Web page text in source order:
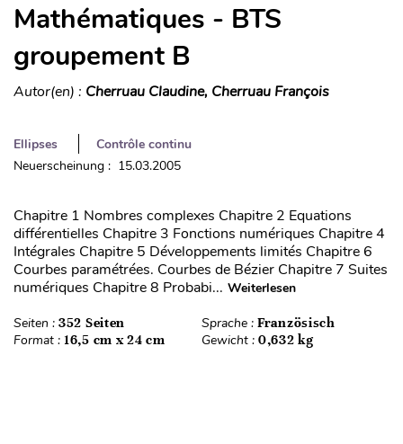
Mathématiques - BTS
groupement B
Autor(en) : Cherruau Claudine, Cherruau François
Ellipses
Contrôle continu
Neuerscheinung : 15.03.2005
Chapitre 1 Nombres complexes Chapitre 2 Equations
différentielles Chapitre 3 Fonctions numériques Chapitre 4
Intégrales Chapitre 5 Développements limités Chapitre 6
Courbes paramétrées. Courbes de Bézier Chapitre 7 Suites
numériques Chapitre 8 Probabi... Weiterlesen
Seiten : 352 Seiten Sprache : Französisch
Format : 16,5 cm x 24 cm Gewicht : 0,632 kg